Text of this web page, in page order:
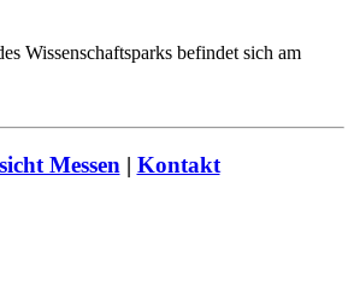
Wissenschaftsparks befindet sich am
Messen | Kontakt